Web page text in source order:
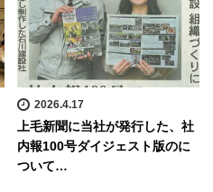
2026.4.17
上毛新聞に当社が発行した、社
内報100号ダイジェスト版のに
ついて…